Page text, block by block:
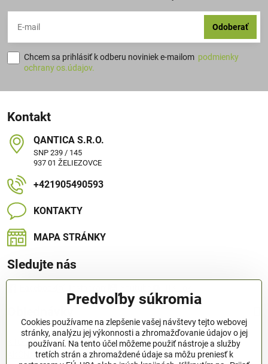
Odoberať
Chcem sa prihlásiť k odberu noviniek e-mailom podmienky
ochrany os.údajov.
Kontakt
QANTICA S​.R​.O​.
SNP 239 / 145
937 01 ŽELIEZOVCE
+421905490593
KONTAKTY
MAPA STRÁNKY
Sledujte nás
KTO SME
AKČNÁ PONUKA
Predvoľby súkromia
Cookies používame na zlepšenie vašej návštevy tejto webovej
stránky, analýzu jej výkonnosti a zhromažďovanie údajov o jej
používaní. Na tento účel môžeme použiť nástroje a služby
tretích strán a zhromaždené údaje sa môžu preniesť k